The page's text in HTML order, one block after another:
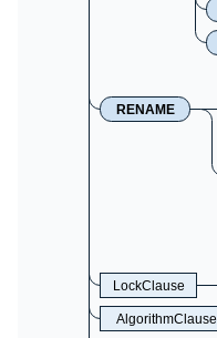
RENAME
LockClause
AlgorithmClause